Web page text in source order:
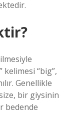
“big”,
Genellikle
bir giysinin
bedende